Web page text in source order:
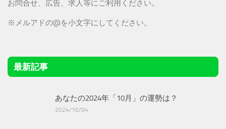
お問合せ、広告、求人等にご利用ください。
※メルアドの@を小文字にしてください。
最新記事
あなたの2024年「10月」の運勢は？
2024/10/04